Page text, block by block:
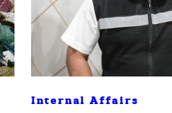
Internal Affairs